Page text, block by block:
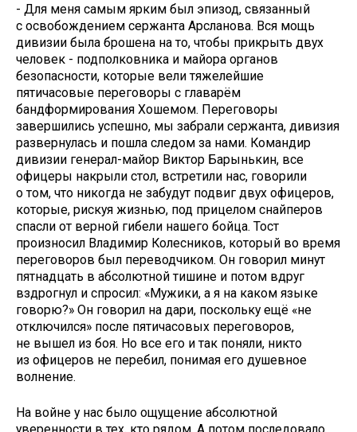
- Для меня самым ярким был эпизод, связанный
с освобождением сержанта Арсланова. Вся мощь
дивизии была брошена на то, чтобы прикрыть двух
человек - подполковника и майора органов
безопасности, которые вели тяжелейшие
пятичасовые переговоры с главарём
бандформирования Хошемом. Переговоры
завершились успешно, мы забрали сержанта, дивизия
развернулась и пошла следом за нами. Командир
дивизии генерал-майор Виктор Барынькин, все
офицеры накрыли стол, встретили нас, говорили
о том, что никогда не забудут подвиг двух офицеров,
которые, рискуя жизнью, под прицелом снайперов
спасли от верной гибели нашего бойца. Тост
произносил Владимир Колесников, который во время
переговоров был переводчиком. Он говорил минут
пятнадцать в абсолютной тишине и потом вдруг
вздрогнул и спросил: «Мужики, а я на каком языке
говорю?» Он говорил на дари, поскольку ещё «не
отключился» после пятичасовых переговоров,
не вышел из боя. Но все его и так поняли, никто
из офицеров не перебил, понимая его душевное
волнение.
На войне у нас было ощущение абсолютной